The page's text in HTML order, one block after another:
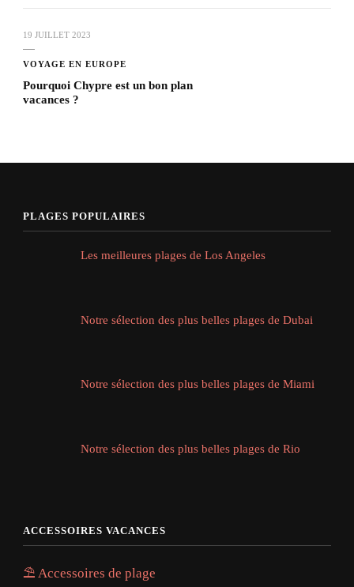
19 JUILLET 2023
VOYAGE EN EUROPE
Pourquoi Chypre est un bon plan
vacances ?
PLAGES POPULAIRES
Les meilleures plages de Los Angeles
Notre sélection des plus belles plages de Dubai
Notre sélection des plus belles plages de Miami
Notre sélection des plus belles plages de Rio
ACCESSOIRES VACANCES
⛱️ Accessoires de plage